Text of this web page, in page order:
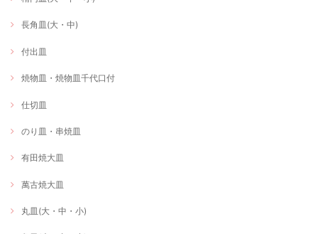
長角皿(大・中)
付出皿
焼物皿・焼物皿千代口付
仕切皿
のり皿・串焼皿
有田焼大皿
萬古焼大皿
丸皿(大・中・小)